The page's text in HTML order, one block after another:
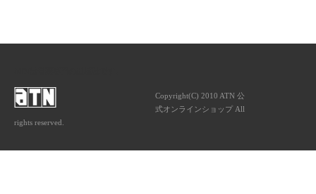
Copyright(C) 2010 ATN 公
式オンラインショップ All
rights reserved.